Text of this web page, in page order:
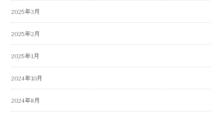
2025年3月
2025年2月
2025年1月
2024年10月
2024年8月